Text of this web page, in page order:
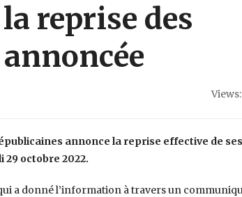
reprise des
Views:
annonce la reprise effective de ses
octobre 2022.
a donné l’information à travers un